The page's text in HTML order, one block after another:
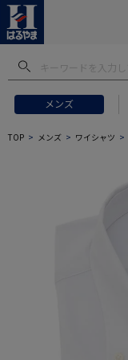
メンズ
TOP メンズ ワイシャツ